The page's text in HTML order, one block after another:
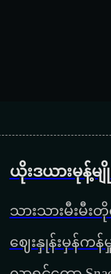
ယိုးဒယားမုန့်
သားသားမီးမီး
ဈေးနှုန်းမှန်က